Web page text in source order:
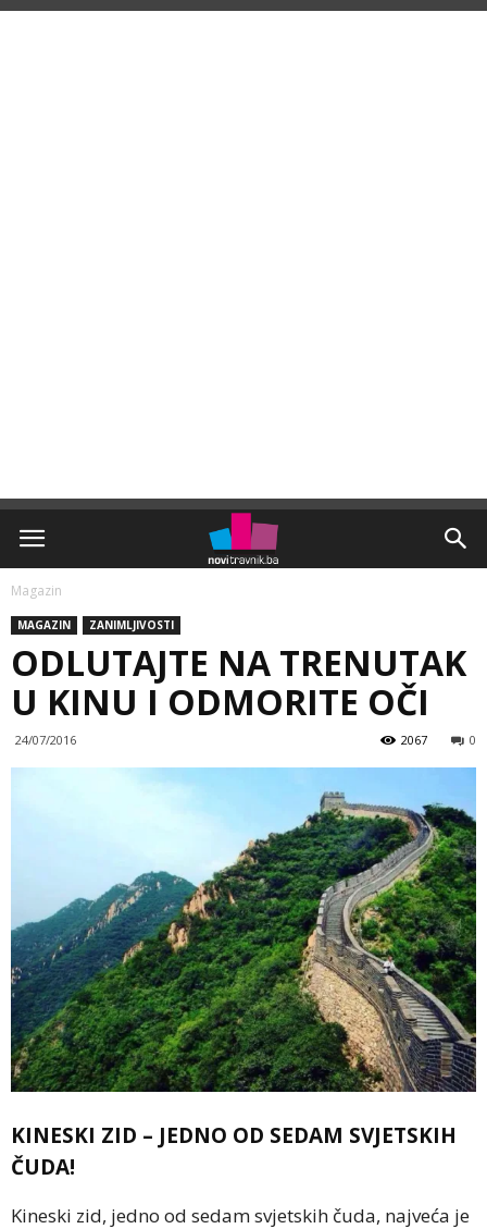
Magazin
MAGAZIN ZANIMLJIVOSTI
ODLUTAJTE NA TRENUTAK
U KINU I ODMORITE OČI
24/07/2016 0
2067
KINESKI ZID – JEDNO OD SEDAM SVJETSKIH
ČUDA!
Kineski zid, jedno od sedam svjetskih čuda, najveća je